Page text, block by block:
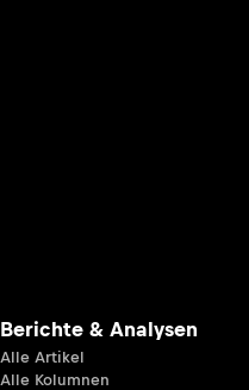
Berichte & Analysen
Alle Artikel
Alle Kolumnen